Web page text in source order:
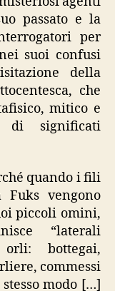
passato e la
per
suoi confusi
della
che
mitico e
di significati
quando i fili
Fuks vengono
piccoli omini,
“laterali
bottegai,
commessi
modo […]